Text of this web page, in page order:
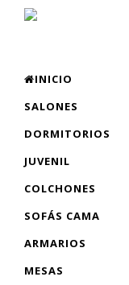
INICIO
SALONES
DORMITORIOS
JUVENIL
COLCHONES
SOFÁS CAMA
ARMARIOS
MESAS